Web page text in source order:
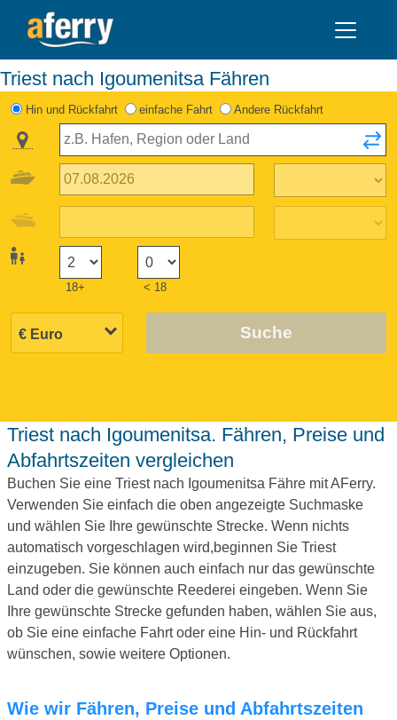
Triest nach Igoumenitsa Fähren
Hin und Rückfahrt einfache Fahrt Andere Rückfahrt
18+ < 18
Suche
Triest nach Igoumenitsa. Fähren, Preise und
Abfahrtszeiten vergleichen
Buchen Sie eine Triest nach Igoumenitsa Fähre mit AFerry.
Verwenden Sie einfach die oben angezeigte Suchmaske
und wählen Sie Ihre gewünschte Strecke. Wenn nichts
automatisch vorgeschlagen wird,beginnen Sie Triest
einzugeben. Sie können auch einfach nur das gewünschte
Land oder die gewünschte Reederei eingeben. Wenn Sie
Ihre gewünschte Strecke gefunden haben, wählen Sie aus,
ob Sie eine einfache Fahrt oder eine Hin- und Rückfahrt
wünschen, sowie weitere Optionen.
Wie wir Fähren, Preise und Abfahrtszeiten